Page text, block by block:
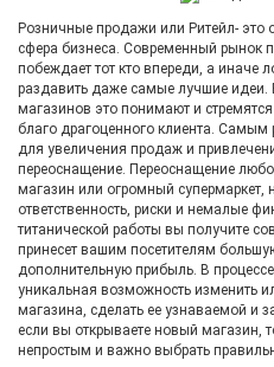
Розничные продажи или Ритейл-
сфера бизнеса. Современный рынок
побеждает тот кто впереди, а иначе
раздавить даже самые лучшие идеи.
магазинов это понимают и
благо драгоценного клиента. Самым
для увеличения продаж и
переоснащение. Переоснащение
магазин или огромный супермаркет,
ответственность, риски и немалые
титанической работы вы получите
принесет вашим посетителям
дополнительную прибыль. В
уникальная возможность изменить
магазина, сделать ее узнаваемой и
если вы открываете новый магазин,
непростым и важно выбрать